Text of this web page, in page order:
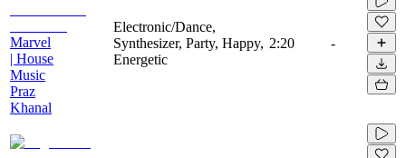
Marvel
| House
Music
Praz
Khanal
Electronic/Dance,
Synthesizer, Party, Happy,
Energetic
2:20 -